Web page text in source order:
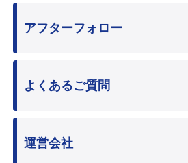
アフターフォロー
よくあるご質問
運営会社